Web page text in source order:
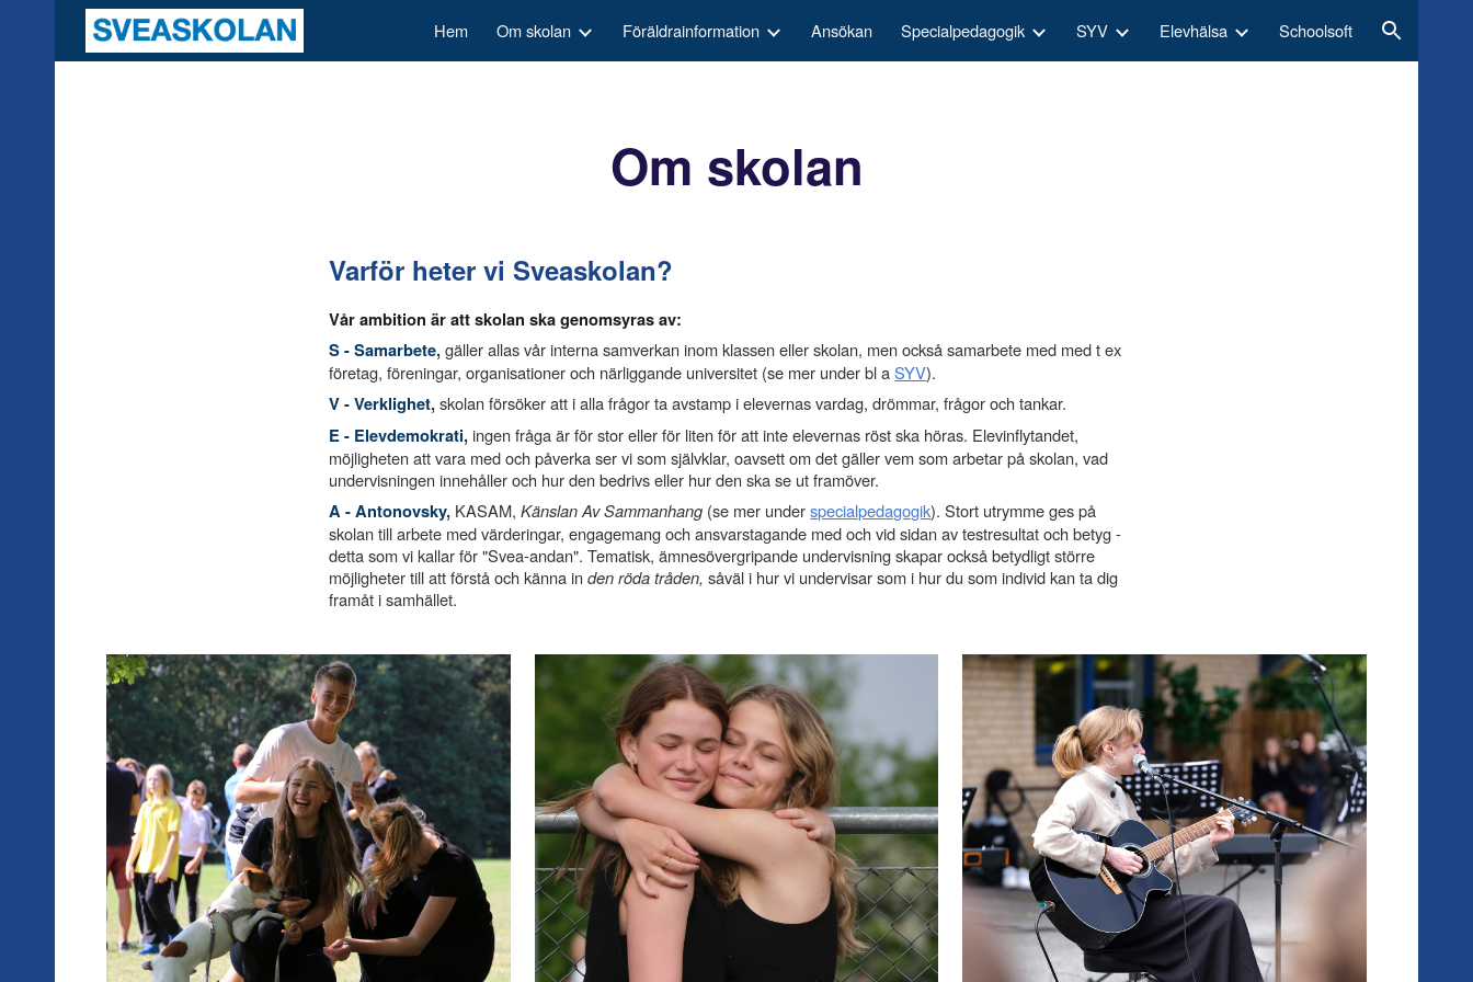
Skip to main content Skip to navigation
Hem Om skolan Föräldrainformation Ansökan Specialpedagogik SYV Elevhälsa Schoolsoft
Om skolan
Varför heter vi Sveaskolan?
Vår ambition är att skolan ska genomsyras av:
S- Samarbete,gäller allas vår interna samverkan inom klassen eller skolan, men också samarbete med med t ex
företag, föreningar, organisationer och närliggande universitet (se mer under bl aSYV).
V- Verklighet,skolan försöker att i alla frågor ta avstamp i elevernas vardag, drömmar, frågor och tankar.
E- Elevdemokrati,ingen fråga är för stor eller för liten för att inte elevernas röst ska höras. Elevinflytandet,
möjligheten att vara med och påverka ser vi som självklar, oavsett om det gäller vem som arbetar på skolan, vad
undervisningen innehåller och hur den bedrivs eller hur den ska se ut framöver.
A- Antonovsky, KASAM,Känslan Av Sammanhang (se mer underspecialpedagogik). Stort utrymme ges på
skolan till arbete med värderingar, engagemang och ansvarstagande med och vid sidan av testresultat och betyg -
detta som vi kallar för "Svea-andan". Tematisk, ämnesövergripande undervisning skapar också betydligt större
möjligheter till att förstå och känna inden röda tråden,såväl i hur vi undervisar som i hur du som individ kan ta dig
framåt i samhället.